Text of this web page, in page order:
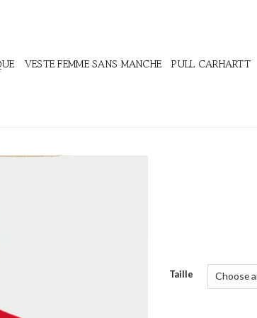
VESTE FEMME SANS MANCHE PULL CARHARTT
Taille